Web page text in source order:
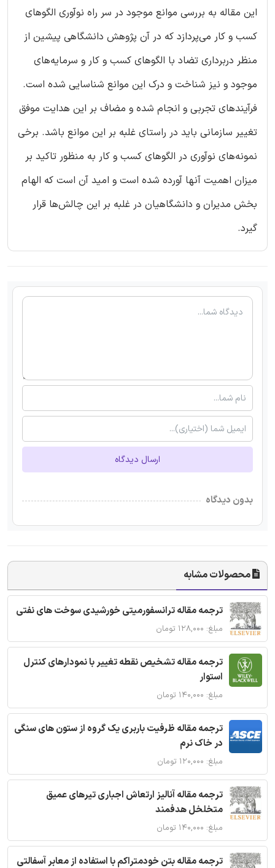
این مقاله به بررسی موانع موجود در سر راه نوآوری الگوهای
کسب و کار می‌پردازد که در آن پژوهش دانشگاهی پیشین از
منظر دربرداری تضاد با الگوهای کسب و کار و سرمایه‌های
موجود و نیز شناخت و درک این موانع شناسایی شده است.
فرآیندهای تجربی و انجام شده و مضاف بر این هدایت موفق
تغییر سازمانی باید در راستای غلبه بر این موانع باشد. برخی
نمونه‌های نوآوری در الگوهای کسب و کار به منظور تاکید بر
میزان اهمیت آنها آورده شده است و امید آن است که الهام
بخش مدیران و دانشگاهیان در غلبه بر این چالش‌ها قرار
گیرد.
ارسال دیدگاه
بدون دیدگاه
محصولات مشابه
ترجمه مقاله ترانسفورمیتی خورشیدی سوخت های نفتی
مبلغ: ۱۲۸,۰۰۰ تومان
ترجمه مقاله تشخیص نقطه تغییر با نمودارهای کنترل
استوار
مبلغ: ۱۴۰,۰۰۰ تومان
ترجمه مقاله ظرفیت باربری یک گروه از ستون های سنگی
در خاک نرم
مبلغ: ۱۲۰,۰۰۰ تومان
ترجمه مقاله آنالیز ارتعاش اجباری تیرهای عمیق
متخلخل هدفمند
مبلغ: ۱۴۰,۰۰۰ تومان
ترجمه مقاله بتن خودمتراکم با استفاده از معابر آسفالتی